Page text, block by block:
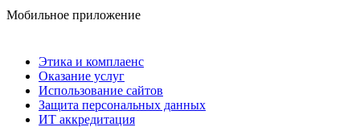
Мобильное приложение
Этика и комплаенс
Оказание услуг
Использование сайтов
Защита персональных данных
ИТ аккредитация